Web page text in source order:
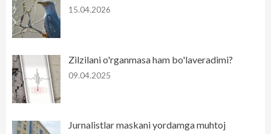
15.04.2026
Zilzilani o'rganmasa ham bo'laveradimi?
09.04.2025
Jurnalistlar maskani yordamga muhtoj